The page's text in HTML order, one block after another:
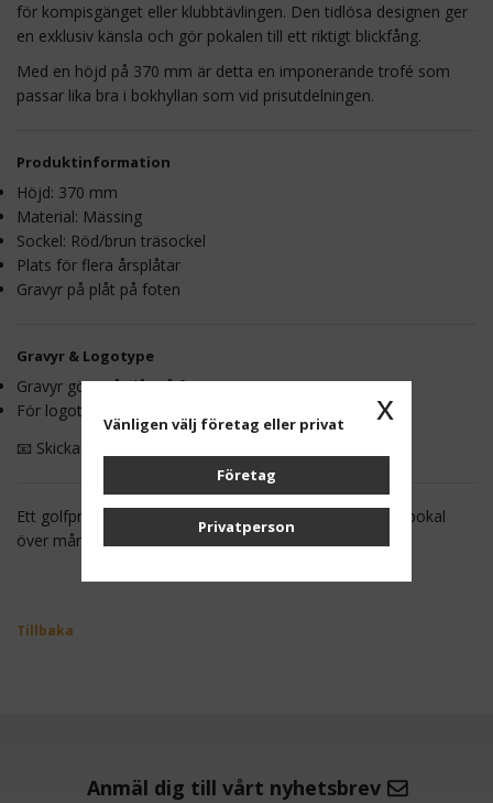
för kompisgänget eller klubbtävlingen. Den tidlösa designen ger
en exklusiv känsla och gör pokalen till ett riktigt blickfång.
Med en höjd på 370 mm är detta en imponerande trofé som
passar lika bra i bokhyllan som vid prisutdelningen.
Produktinformation
Höjd: 370 mm
Material: Mässing
Sockel: Röd/brun träsockel
Plats för flera årsplåtar
Gravyr på plåt på foten
Gravyr & Logotype
Gravyr görs på plåt på foten
För logotype: maila en vektoriserad
📧 Skickas till:
Ett golfpris med riktig prestige – perfekt som vandringspokal
över många år
Tillbaka
Anmäl dig till vårt nyhetsbrev
x
Vänligen välj företag eller privat
Företag
Privatperson